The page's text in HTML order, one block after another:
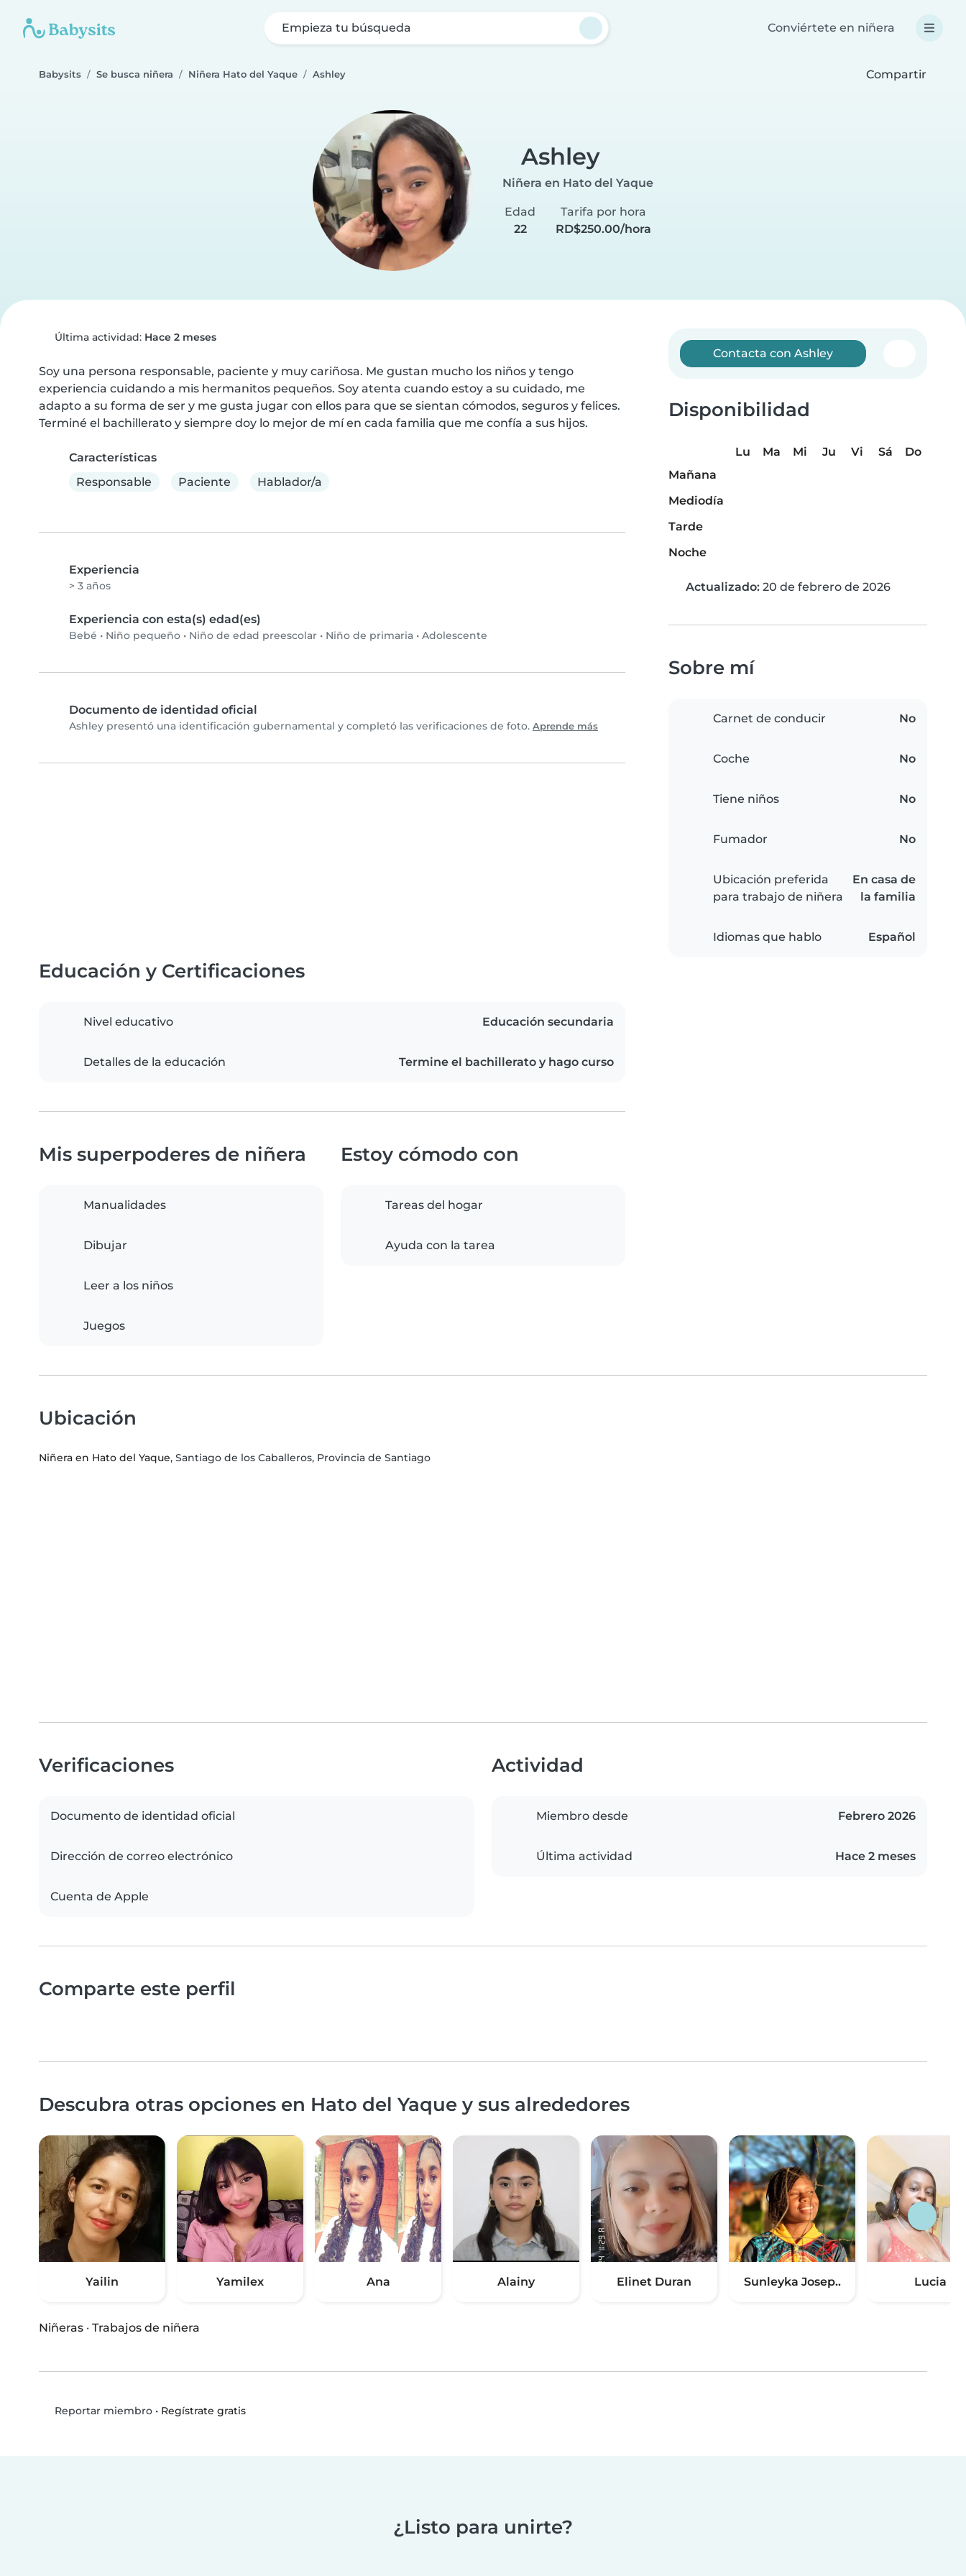
Empieza tu búsqueda Conviértete en niñera
Babysits Se busca niñera Niñera Hato del Yaque Ashley Compartir
Ashley
Niñera en Hato del Yaque
Edad
22
Tarifa por hora
RD$250.00/hora
Última actividad: Hace 2 meses
Soy una persona responsable, paciente y muy cariñosa. Me gustan mucho los niños y tengo
experiencia cuidando a mis hermanitos pequeños. Soy atenta cuando estoy a su cuidado, me
adapto a su forma de ser y me gusta jugar con ellos para que se sientan cómodos, seguros y felices.
Terminé el bachillerato y siempre doy lo mejor de mí en cada familia que me confía a sus hijos.
Características
Responsable
Paciente Hablador/a
Experiencia
> 3 años
Experiencia con esta(s) edad(es)
Bebé • Niño pequeño • Niño de edad preescolar • Niño de primaria • Adolescente
Documento de identidad oficial
Ashley presentó una identificación gubernamental y completó las verificaciones de foto. Aprende más
Contacta con Ashley
Disponibilidad
Lu Ma Mi Ju Vi Sá
Do
Mañana
Mediodía
Tarde
Noche
Actualizado: 20 de febrero de 2026
Sobre mí
Carnet de conducir No
Coche No
Tiene niños No
Fumador No
Ubicación preferida
para trabajo de niñera
En casa de
la familia
Idiomas que hablo Español
Educación y Certificaciones
Nivel educativo Educación secundaria
Detalles de la educación Termine el bachillerato y hago curso
Mis superpoderes de niñera
Manualidades
Dibujar
Leer a los niños
Juegos
Estoy cómodo con
Tareas del hogar
Ayuda con la tarea
Ubicación
Niñera en Hato del Yaque, Santiago de los Caballeros, Provincia de Santiago
Verificaciones
Documento de identidad oficial
Dirección de correo electrónico
Cuenta de Apple
Actividad
Miembro desde Febrero 2026
Última actividad Hace 2 meses
Comparte este perfil
Descubra otras opciones en Hato del Yaque y sus alrededores
Yailin Yamilex Ana Alainy Elinet Duran Sunleyka Josep.. Lucia
Niñeras · Trabajos de niñera
Reportar miembro• Regístrate gratis
¿Listo para unirte?